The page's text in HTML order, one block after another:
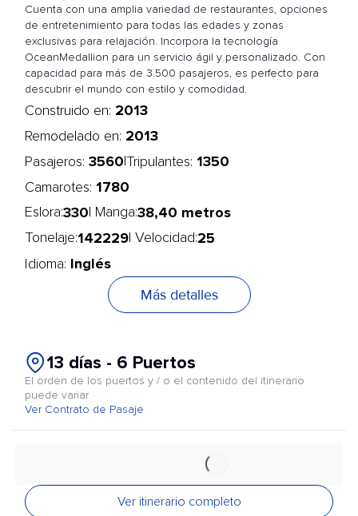
Cuenta con una amplia variedad de restaurantes, opciones
de entretenimiento para todas las edades y zonas
exclusivas para relajación. Incorpora la tecnología
OceanMedallion para un servicio ágil y personalizado. Con
capacidad para más de 3.500 pasajeros, es perfecto para
descubrir el mundo con estilo y comodidad.
Construido en: 2013
Remodelado en: 2013
Pasajeros: 3560 Tripulantes: 1350
Camarotes: 1780
Eslora:330 | Manga:38,40 metros
Tonelaje:142229 | Velocidad:25
Idioma: Inglés
Más detalles
13 días - 6 Puertos
El orden de los puertos y / o el contenido del itinerario
puede variar
Ver Contrato de Pasaje
Ver itinerario completo